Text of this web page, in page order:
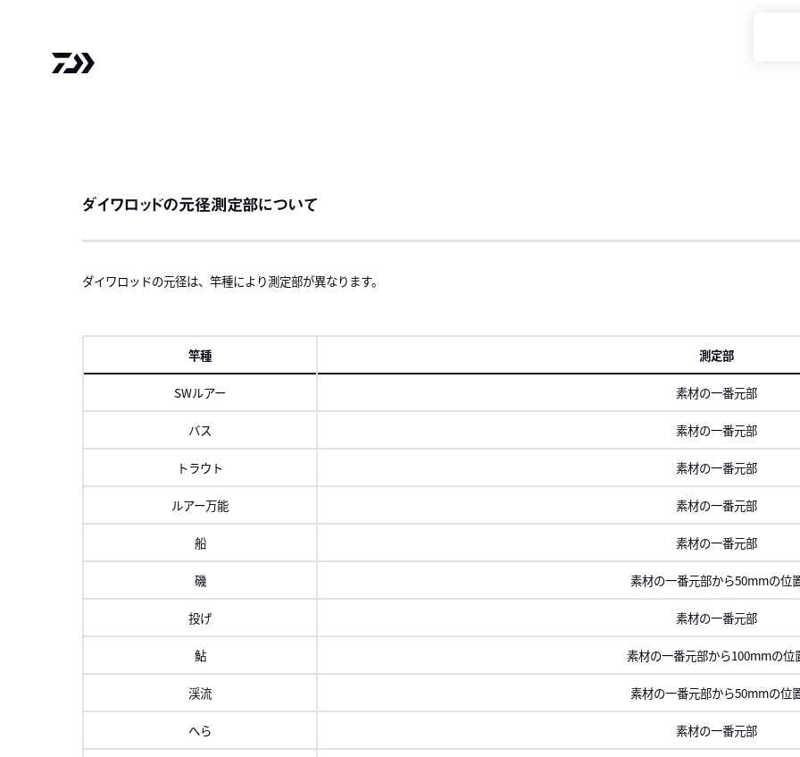
ダイワロッドの元径測定部について
ダイワロッドの元径は、竿種により測定部が異なります。
竿種 測定部
SWルアー 素材の一番元部
バス 素材の一番元部
トラウト 素材の一番元部
ルアー万能 素材の一番元部
船 素材の一番元部
磯 素材の一番元部から50mmの位
投げ 素材の一番元部
鮎 素材の一番元部から100mmの位
渓流 素材の一番元部から50mmの位
へら 素材の一番元部